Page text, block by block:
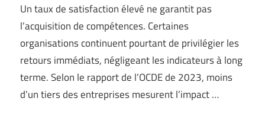
Un taux de satisfaction élevé ne garantit pas
l’acquisition de compétences. Certaines
organisations continuent pourtant de privilégier les
retours immédiats, négligeant les indicateurs à long
terme. Selon le rapport de l’OCDE de 2023, moins
d’un tiers des entreprises mesurent l’impact …